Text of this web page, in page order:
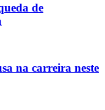
de
na carreira neste